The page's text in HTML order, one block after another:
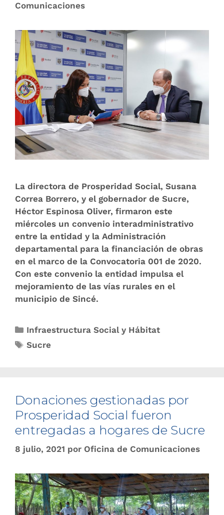
Comunicaciones
La directora de Prosperidad Social, Susana
Correa Borrero, y el gobernador de Sucre,
Héctor Espinosa Oliver, firmaron este
miércoles un convenio interadministrativo
entre la entidad y la Administración
departamental para la financiación de obras
en el marco de la Convocatoria 001 de 2020.
Con este convenio la entidad impulsa el
mejoramiento de las vías rurales en el
municipio de Sincé.
Infraestructura Social y Hábitat
Sucre
Donaciones gestionadas por
Prosperidad Social fueron
entregadas a hogares de Sucre
8 julio, 2021 por Oficina de Comunicaciones